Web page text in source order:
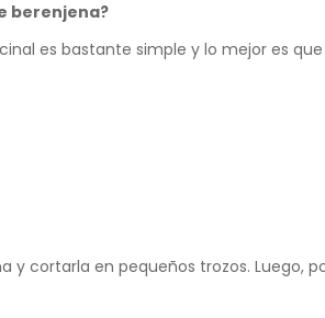
berenjena?
es bastante simple y lo mejor es
y cortarla en pequeños trozos. Luego,